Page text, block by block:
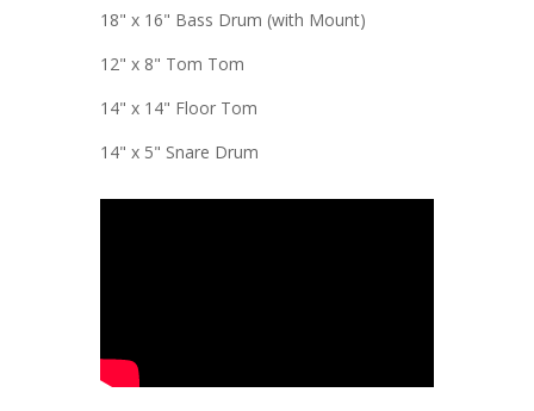
18" x 16" Bass Drum (with Mount)
12" x 8" Tom Tom
14" x 14" Floor Tom
14" x 5" Snare Drum